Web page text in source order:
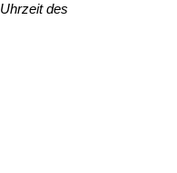
des